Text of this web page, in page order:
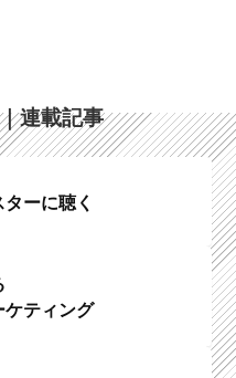
連載記事
ーに聴く
ケティング